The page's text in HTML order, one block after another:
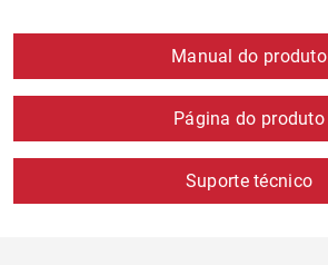
Manual do produto
Página do produto
Suporte técnico